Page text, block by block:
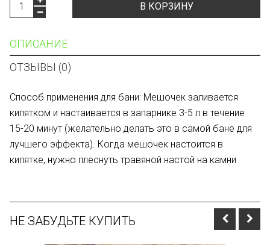
В КОРЗИНУ
ОПИСАНИЕ
ОТЗЫВЫ (0)
Способ применения для бани: Мешочек заливается
кипятком и настаивается в запарнике 3-5 л в течение
15-20 минут (желательно делать это в самой бане для
лучшего эффекта). Когда мешочек настоится в
кипятке, нужно плеснуть травяной настой на камни
НЕ ЗАБУДЬТЕ КУПИТЬ